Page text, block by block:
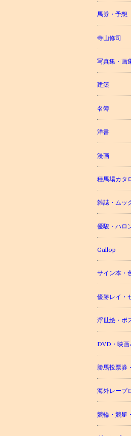
馬券・予想
寺山修司
写真集・画
建築
名簿
洋書
漫画
種馬場カタ
雑誌・ムッ
優駿・ハロ
Gallop
サイン本・
優勝レイ・
浮世絵・ポ
DVD・映画
勝馬投票券
海外レープ
競輪・競艇